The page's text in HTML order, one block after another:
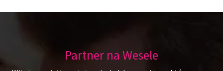
Partner na Wesele